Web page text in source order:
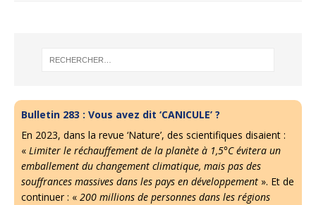
Bulletin 283 : Vous avez dit ‘CANICULE’ ?
En 2023, dans la revue ‘Nature’, des scientifiques disaient :
« Limiter le réchauffement de la planète à 1,5°C évitera un
emballement du changement climatique, mais pas des
souffrances massives dans les pays en développement ». Et de
continuer : « 200 millions de personnes dans les régions